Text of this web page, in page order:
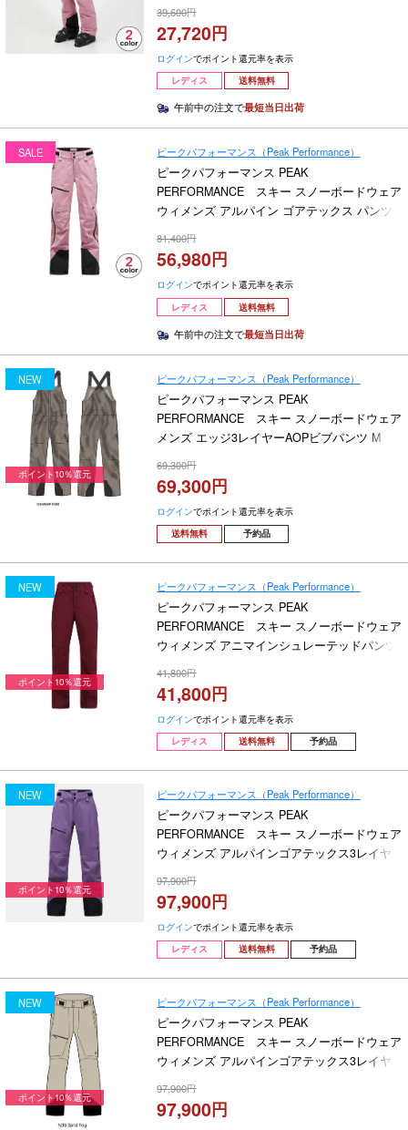
39,600
27,720
ログインでポイント還元率を表示
レディス
送料無料
午前中の注文で最短当日出荷
SALE ピークパフォーマンス（Peak Performance）
ピークパフォーマンス PEAK
PERFORMANCE スキー スノーボードウェア
ウィメンズ アルパイン ゴアテックス パンツ
81,400
56,980
ログインでポイント還元率を表示
レディス
送料無料
午前中の注文で最短当日出荷
NEW ピークパフォーマンス（Peak Performance）
ピークパフォーマンス PEAK
PERFORMANCE スキー スノーボードウェア
メンズ エッジ3レイヤーAOPビブパンツ M
2027
69,300
69,300
ログインでポイント還元率を表示
送料無料
予約品
ポイント10％還元
NEW ピークパフォーマンス（Peak Performance）
ピークパフォーマンス PEAK
PERFORMANCE スキー スノーボードウェア
ウィメンズ アニマインシュレーテッドパンツ
2027
41,800
41,800
ログインでポイント還元率を表示
レディス
送料無料 予約品
ポイント10％還元
NEW ピークパフォーマンス（Peak Performance）
ピークパフォーマンス PEAK
PERFORMANCE スキー スノーボードウェア
ウィメンズ アルパインゴアテックス3レイヤ
060 2026-2027
97,900
97,900
ログインでポイント還元率を表示
レディス
送料無料 予約品
ポイント10％還元
NEW ピークパフォーマンス（Peak Performance）
ピークパフォーマンス PEAK
PERFORMANCE スキー スノーボードウェア
ウィメンズ アルパインゴアテックス3レイヤ
050 2026-2027
97,900
97,900
ポイント10％還元